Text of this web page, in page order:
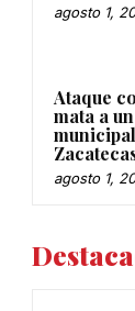
agosto 1,
Ataque
mata a
agosto 1,